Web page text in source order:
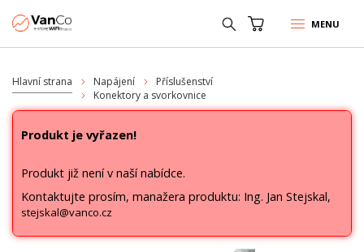
MENU
Hlavní strana Napájení
Příslušenství
Konektory a svorkovnice
Produkt je vyřazen!
Produkt již není v naší nabídce.
Kontaktujte prosím, manažera produktu: Ing. Jan Stejskal,
stejskal@vanco.cz